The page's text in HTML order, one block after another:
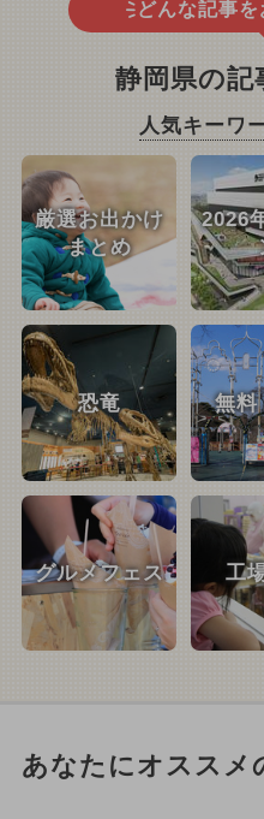
どんな記事を
静岡県の記
人気キーワ
厳選お出かけ
まとめ
2026
恐竜 無料
グルメフェス 工
あなたにオススメ